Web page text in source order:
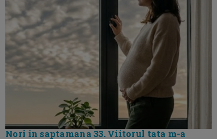
Nori in saptamana 33. Viitorul tata m-a